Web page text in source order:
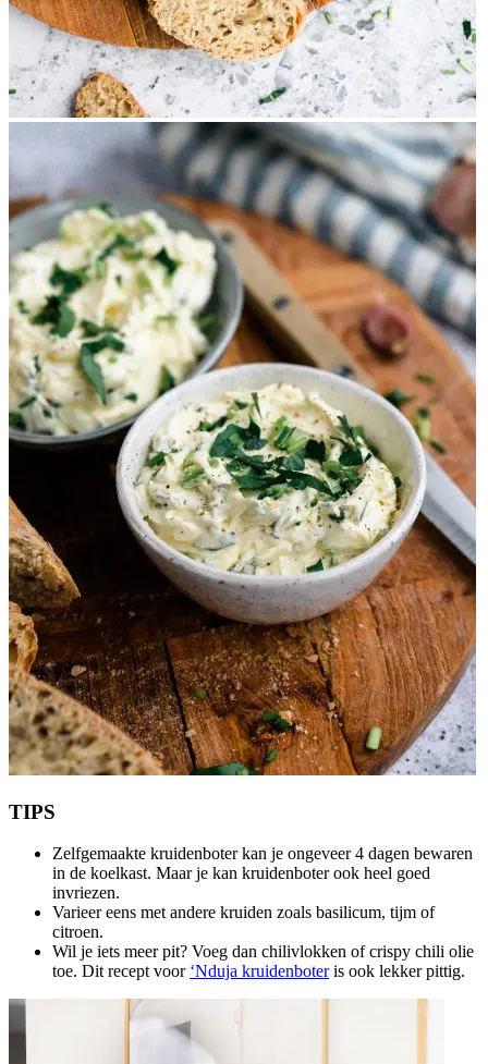
TIPS
Zelfgemaakte kruidenboter kan je ongeveer 4 dagen bewaren
in de koelkast. Maar je kan kruidenboter ook heel goed
invriezen.
Varieer eens met andere kruiden zoals basilicum, tijm of
citroen.
Wil je iets meer pit? Voeg dan chilivlokken of crispy chili olie
toe. Dit recept voor ‘Nduja kruidenboteris ook lekker pittig.